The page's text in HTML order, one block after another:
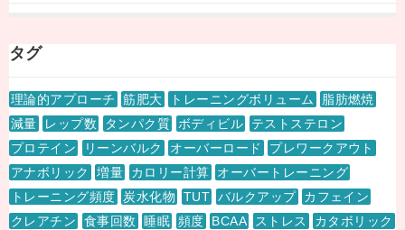
タグ
理論的アプローチ 筋肥大 トレーニングボリューム
脂肪燃焼
減量
レップ数 タンパク質 ボディビル
テストステロン
プロテイン
リーンバルク オーバーロード
プレワークアウト
アナボリック
増量 カロリー計算
オーバートレーニング
トレーニング頻度
炭水化物 TUT バルクアップ カフェイン
クレアチン
食事回数 睡眠 頻度 BCAA ストレス
カタボリック